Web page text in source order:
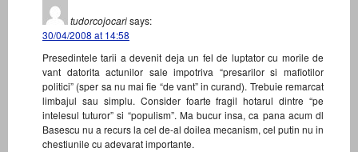
tudorcojocarisays:
30/04/2008 at 14:58
Presedintele tarii a devenit deja un fel de luptator cu morile de
vant datorita actunilor sale impotriva “presarilor si mafiotilor
politici” (sper sa nu mai fie “de vant” in curand). Trebuie remarcat
limbajul sau simplu. Consider foarte fragil hotarul dintre “pe
intelesul tuturor” si “populism”. Ma bucur insa, ca pana acum dl
Basescu nu a recurs la cel de-al doilea mecanism, cel putin nu in
chestiunile cu adevarat importante.